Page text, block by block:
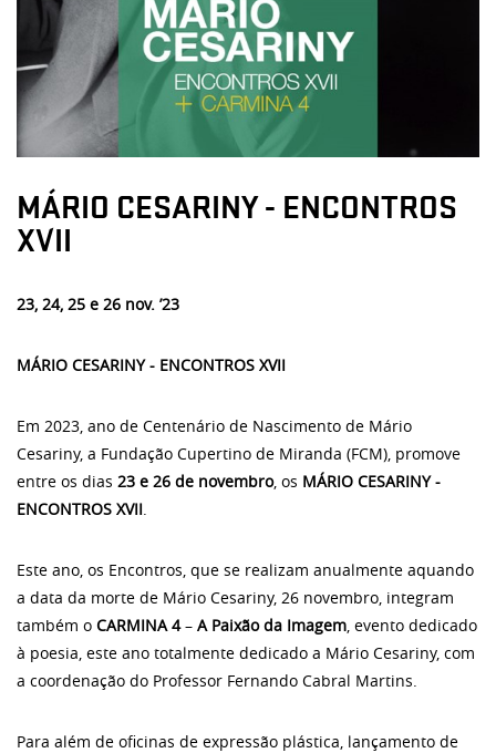
MÁRIO CESARINY - ENCONTROS
XVII
23, 24, 25 e 26 nov. ’23
MÁRIO CESARINY - ENCONTROS XVII
Em 2023, ano de Centenário de Nascimento de Mário
Cesariny, a Fundação Cupertino de Miranda (FCM), promove
entre os dias 23 e 26 de novembro, os MÁRIO CESARINY -
ENCONTROS XVII.
Este ano, os Encontros, que se realizam anualmente aquando
a data da morte de Mário Cesariny, 26 novembro, integram
também o CARMINA 4– A Paixão da Imagem, evento dedicado
à poesia, este ano totalmente dedicado a Mário Cesariny, com
a coordenação do Professor Fernando Cabral Martins.
Para além de oficinas de expressão plástica, lançamento de